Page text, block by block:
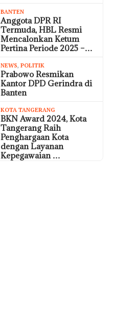
BANTEN
Anggota DPR RI
Termuda, HBL Resmi
Mencalonkan Ketum
Pertina Periode 2025 –…
NEWS,POLITIK
Prabowo Resmikan
Kantor DPD Gerindra di
Banten
KOTA TANGERANG
BKN Award 2024, Kota
Tangerang Raih
Penghargaan Kota
dengan Layanan
Kepegawaian …